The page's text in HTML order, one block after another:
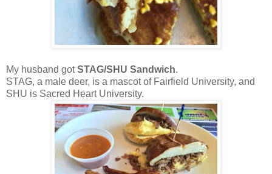
My husband gotSTAG/SHU Sandwich.
STAG, a male deer, is a mascot of Fairfield University, and
SHU is Sacred Heart University.